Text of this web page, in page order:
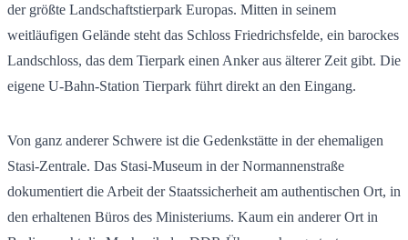
der größte Landschaftstierpark Europas. Mitten in seinem
weitläufigen Gelände steht das Schloss Friedrichsfelde, ein barockes
Landschloss, das dem Tierpark einen Anker aus älterer Zeit gibt. Die
eigene U-Bahn-Station Tierpark führt direkt an den Eingang.
Von ganz anderer Schwere ist die Gedenkstätte in der ehemaligen
Stasi-Zentrale. Das Stasi-Museum in der Normannenstraße
dokumentiert die Arbeit der Staatssicherheit am authentischen Ort, in
den erhaltenen Büros des Ministeriums. Kaum ein anderer Ort in